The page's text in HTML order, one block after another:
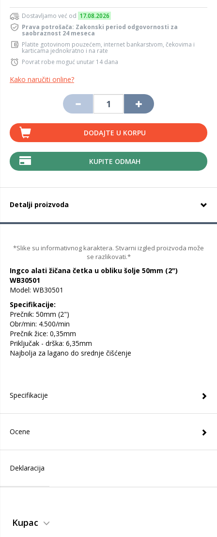
Dostavljamo već od 17.08.2026
Prava potrošača: Zakonski period odgovornosti za
saobraznost 24 meseca
Platite gotovinom pouzećem, internet bankarstvom, čekovima i
karticama jednokratno i na rate
Povrat robe moguć unutar 14 dana
Kako naručiti online?
DODAJTE U KORPU
KUPITE ODMAH
Detalji proizvoda
*Slike su informativnog karaktera. Stvarni izgled proizvoda može
se razlikovati.*
Ingco alati žičana četka u obliku šolje 50mm (2")
WB30501
Model: WB30501
Specifikacije:
Prečnik: 50mm (2")
Obr/min: 4.500/min
Prečnik žice: 0,35mm
Priključak - drška: 6,35mm
Najbolja za lagano do srednje čišćenje
Specifikacije
Ocene
Deklaracija
Kupac